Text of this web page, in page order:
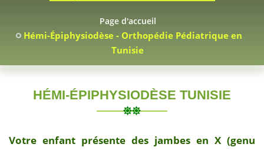
et
Page d'accueil
Hémi-Épiphysiodèse - Orthopédie Pédiatrique en
Tunisie
HÉMI-ÉPIPHYSIODÈSE TUNISIE
03
Votre enfant présente des jambes en X (genu